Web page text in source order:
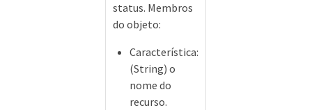
status. Membros
do objeto:
Característica:
(String) o
nome do
recurso.